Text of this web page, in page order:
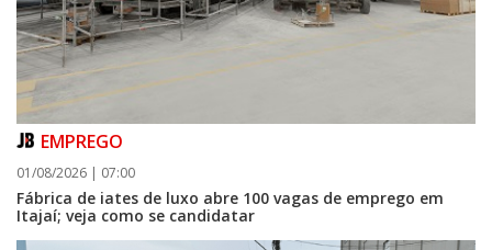
EMPREGO
01/08/2026 | 07:00
Fábrica de iates de luxo abre 100 vagas de emprego em
Itajaí; veja como se candidatar